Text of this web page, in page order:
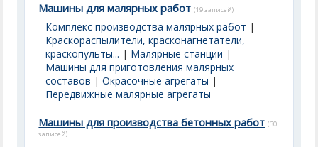
Машины для малярных работ (19 записей)
Комплекс производства малярных работ |
Краскораспылители, красконагнетатели,
краскопульты... | Малярные станции |
Машины для приготовления малярных
составов |Окрасочные агрегаты |
Передвижные малярные агрегаты
Машины для производства бетонных работ (30
записей)